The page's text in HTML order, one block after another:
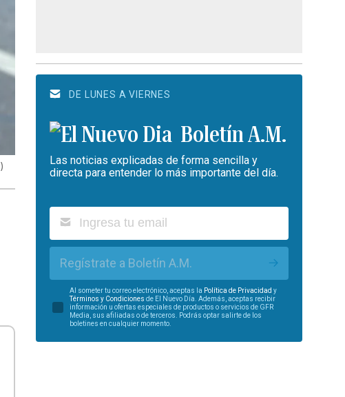
)
DE LUNES A VIERNES
Boletín A.M.
Las noticias explicadas de forma sencilla y
directa para entender lo más importante del día.
Regístrate a Boletín A.M.
Al someter tu correo electrónico, aceptas la Política de Privacidad y
Términos y Condiciones de El Nuevo Día. Además, aceptas recibir
información u ofertas especiales de productos o servicios de GFR
Media, sus afiliadas o de terceros. Podrás optar salirte de los
boletines en cualquier momento.